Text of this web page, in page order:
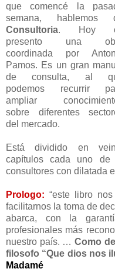
que comencé la
semana, hablemos
Consultoria. Hoy
presento una
coordinada por
Pamos. Es un gran
de consulta, al
podemos recurrir
ampliar
sobre diferentes
del mercado.
Está dividido en
capítulos cada uno
consultores con dilatada
Prologo: “este libro
facilitarnos la toma de
abarca, con la
profesionales más
nuestro país. … Como
filosofo “Que dios nos
Madamé